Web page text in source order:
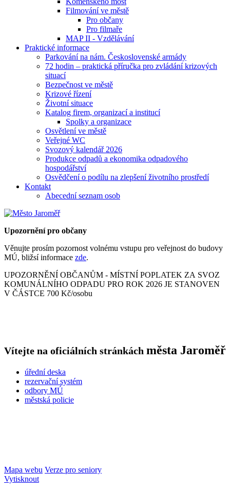
Filmování ve městě
Pro občany
Pro filmaře
MAP II - Vzdělávání
Praktické informace
Parkování na nám. Československé armády
72 hodin – praktická příručka pro zvládání krizových
situací
Bezpečnost ve městě
Krizové řízení
Životní situace
Katalog firem, organizací a institucí
Spolky a organizace
Osvětlení ve městě
Veřejné WC
Svozový kalendář 2026
Produkce odpadů a ekonomika odpadového
hospodářství
Osvědčení o podílu na zlepšení životního prostředí
Kontakt
Abecední seznam osob
Upozornění pro občany
Věnujte prosím pozornost volnému vstupu pro veřejnost do budovy
MÚ, bližsí informace zde.
UPOZORNĚNÍ OBČANŮM - MÍSTNÍ POPLATEK ZA SVOZ
KOMUNÁLNÍHO ODPADU PRO ROK 2026 JE STANOVEN
V ČÁSTCE 700 Kč/osobu
Vítejte na oficiálních stránkách města Jaroměř
úřední deska
rezervační systém
odbory MÚ
městská policie
Mapa webu Verze pro seniory
Vytisknout